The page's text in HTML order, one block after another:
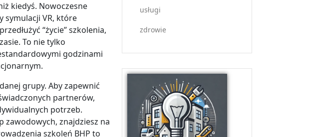
kiedyś. Nowoczesne
symulacji VR, które
“życie” szkolenia,
To nie tylko
godzinami
grupy. Aby zapewnić
partnerów,
potrzeb.
zawodowych, znajdziesz na
szkoleń BHP to
usługi
zdrowie